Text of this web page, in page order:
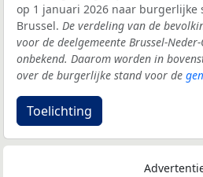
op 1 januari 2026 naar burgerlijke
Brussel. De verdeling van de
voor de deelgemeente Brussel-
onbekend. Daarom worden in
over de burgerlijke stand voor de
Toelichting